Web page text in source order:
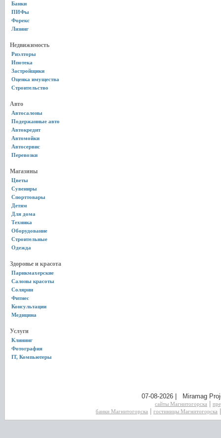
Банки
ПИФы
Форекс
Лизинг
Недвижимость
Риэлторы
Ипотека
Застройщики
Оценка имущества
Строительство
Авто
Автосалоны
Подержанные авто
Автокредит
Автомойки
Автосервис
Перевозки
Магазины
Цветы
Сувениры
Спорттовары
Детям
Для дома
Техника
Оборудование
Строительные
Одежда
Здоровье и красота
Парикмахерские
Салоны красоты
Солярии
Фитнес
Консультации
Медицина
Услуги
Клининг
Фотография
IT, Компьютеры
07-08-2026 | Miramag
сайты Магнитогорска
банки Магнитогорска
гостиницы Магнитогорска